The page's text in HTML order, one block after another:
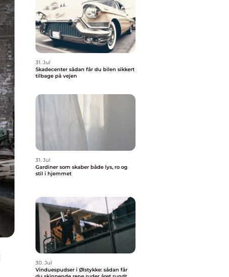
31. Jul
Skadecenter sådan får du bilen sikkert
tilbage på vejen
31. Jul
Gardiner som skaber både lys, ro og
stil i hjemmet
30. Jul
Vinduespudser i Ølstykke: sådan får